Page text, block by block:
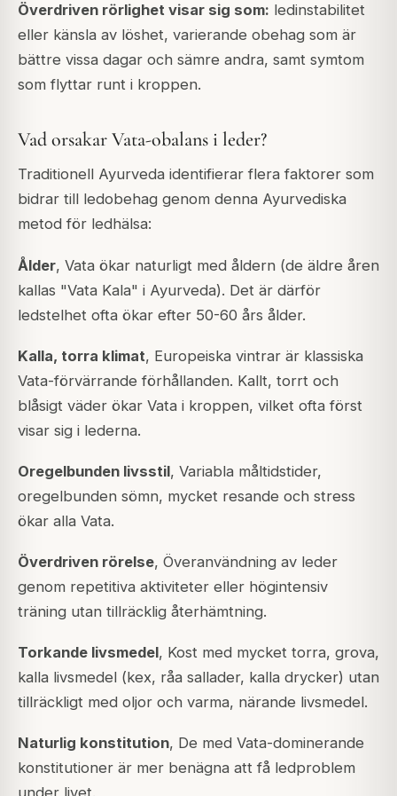
Överdriven rörlighet visar sig som: ledinstabilitet
eller känsla av löshet, varierande obehag som är
bättre vissa dagar och sämre andra, samt symtom
som flyttar runt i kroppen.
Vad orsakar Vata-obalans i leder?
Traditionell Ayurveda identifierar flera faktorer som
bidrar till ledobehag genom denna Ayurvediska
metod för ledhälsa:
Ålder, Vata ökar naturligt med åldern (de äldre åren
kallas "Vata Kala" i Ayurveda). Det är därför
ledstelhet ofta ökar efter 50-60 års ålder.
Kalla, torra klimat, Europeiska vintrar är klassiska
Vata-förvärrande förhållanden. Kallt, torrt och
blåsigt väder ökar Vata i kroppen, vilket ofta först
visar sig i lederna.
Oregelbunden livsstil, Variabla måltidstider,
oregelbunden sömn, mycket resande och stress
ökar alla Vata.
Överdriven rörelse, Överanvändning av leder
genom repetitiva aktiviteter eller högintensiv
träning utan tillräcklig återhämtning.
Torkande livsmedel, Kost med mycket torra, grova,
kalla livsmedel (kex, råa sallader, kalla drycker) utan
tillräckligt med oljor och varma, närande livsmedel.
Naturlig konstitution, De med Vata-dominerande
konstitutioner är mer benägna att få ledproblem